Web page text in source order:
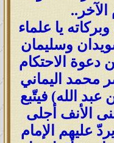
الآخر..
يا علماء
وسليمان
دعوة الاحتكام
محمد اليماني
الله) فيتّبع
الأنف أجلى
عليهم الإمام